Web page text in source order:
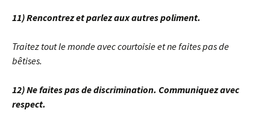
11) Rencontrez et parlez aux autres poliment.
Traitez tout le monde avec courtoisie et ne faites pas de
bêtises.
12) Ne faites pas de discrimination. Communiquez avec
respect.